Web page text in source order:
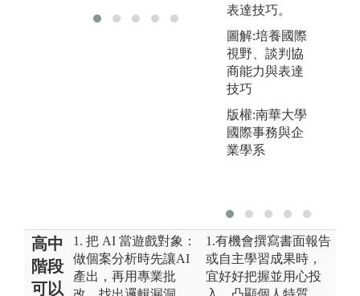
表達技巧。
圖解:培養國際
視野、談判協
商能力與表達
技巧
版權:南華大學
國際事務與企
業學系
高中
階段
可以
1. 把 AI 當遊戲對象：
做個案分析時先讓AI
產出，再用專業批
1.有機會撰寫書面報告
或自主學習成果時，
宜好好把握並用心投